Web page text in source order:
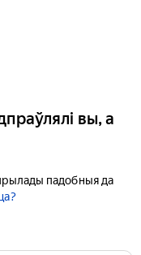
вы, а
падобныя да